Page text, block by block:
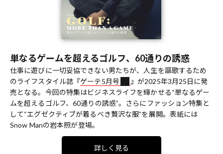
単なるゲームを超えるゴルフ、60通りの誘惑
仕事に遊びに一切妥協できない男たちが、人生を謳歌するため
のライフスタイル誌『ゲーテ5月号
』が2025年3月25日に発
売となる。今回の特集はビジネスライフを輝かせる“単なるゲー
ムを超えるゴルフ、60通りの誘惑”。さらにファッション特集と
して“エグゼクティブが着るべき贅沢な服”を展開。表紙には
Snow Manの岩本照が登場。
詳しく見る